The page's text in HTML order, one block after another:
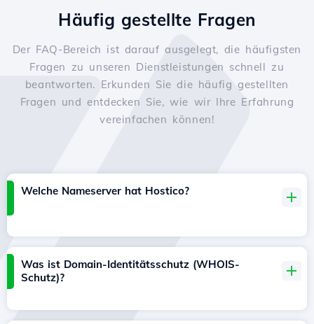
Häufig gestellte Fragen
Der FAQ-Bereich ist darauf ausgelegt, die häufigsten
Fragen zu unseren Dienstleistungen schnell zu
beantworten. Erkunden Sie die häufig gestellten
Fragen und entdecken Sie, wie wir Ihre Erfahrung
vereinfachen können!
Welche Nameserver hat Hostico?
Was ist Domain-Identitätsschutz (WHOIS-
Schutz)?